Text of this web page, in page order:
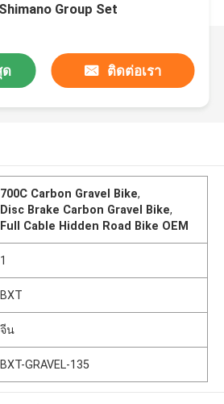
Group Set
ด ติดต่อเรา
700C Carbon Gravel Bike,
Disc Brake Carbon Gravel Bike,
Full Cable Hidden Road Bike OEM
1
BXT
จีน
BXT-GRAVEL-135